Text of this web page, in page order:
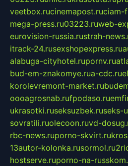
veetbox.rucinemapost.ruciam-
mega-press.ru03223.ruweb-
eurovision-russia.rustrah-
itrack-24.rusexshopexpress.ru
alabuga-cityhotel.rupornv.ru
bud-em-znakomye.rua-cdc.ru
korolevremont-market.ru
oooagrosnab.rufpodaso.ru
ukrasotki.ruseksuzbek.ruseks-
sovratili.ruolecoon.ruvd-
rbc-news.ruporno-skvirt.ru
13autor-kolonka.rusormol.ru
hostserve.ruporno-na-